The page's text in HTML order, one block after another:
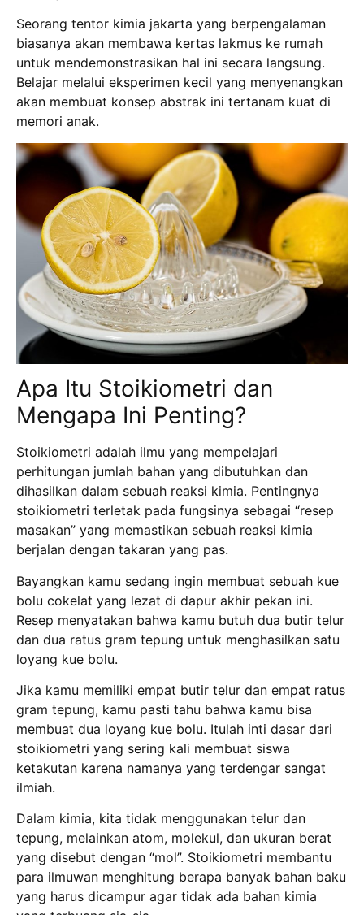
Seorang tentor kimia jakarta yang berpengalaman
biasanya akan membawa kertas lakmus ke rumah
untuk mendemonstrasikan hal ini secara langsung.
Belajar melalui eksperimen kecil yang menyenangkan
akan membuat konsep abstrak ini tertanam kuat di
memori anak.
Apa Itu Stoikiometri dan
Mengapa Ini Penting?
Stoikiometri adalah ilmu yang mempelajari
perhitungan jumlah bahan yang dibutuhkan dan
dihasilkan dalam sebuah reaksi kimia. Pentingnya
stoikiometri terletak pada fungsinya sebagai “resep
masakan” yang memastikan sebuah reaksi kimia
berjalan dengan takaran yang pas.
Bayangkan kamu sedang ingin membuat sebuah kue
bolu cokelat yang lezat di dapur akhir pekan ini.
Resep menyatakan bahwa kamu butuh dua butir telur
dan dua ratus gram tepung untuk menghasilkan satu
loyang kue bolu.
Jika kamu memiliki empat butir telur dan empat ratus
gram tepung, kamu pasti tahu bahwa kamu bisa
membuat dua loyang kue bolu. Itulah inti dasar dari
stoikiometri yang sering kali membuat siswa
ketakutan karena namanya yang terdengar sangat
ilmiah.
Dalam kimia, kita tidak menggunakan telur dan
tepung, melainkan atom, molekul, dan ukuran berat
yang disebut dengan “mol”. Stoikiometri membantu
para ilmuwan menghitung berapa banyak bahan baku
yang harus dicampur agar tidak ada bahan kimia